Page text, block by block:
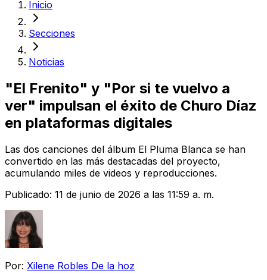
Inicio
Secciones
Noticias
"El Frenito" y "Por si te vuelvo a
ver" impulsan el éxito de Churo Díaz
en plataformas digitales
Las dos canciones del álbum El Pluma Blanca se han
convertido en las más destacadas del proyecto,
acumulando miles de videos y reproducciones.
Publicado: 11 de junio de 2026 a las 11:59 a. m.
Por: Xilene Robles De la hoz